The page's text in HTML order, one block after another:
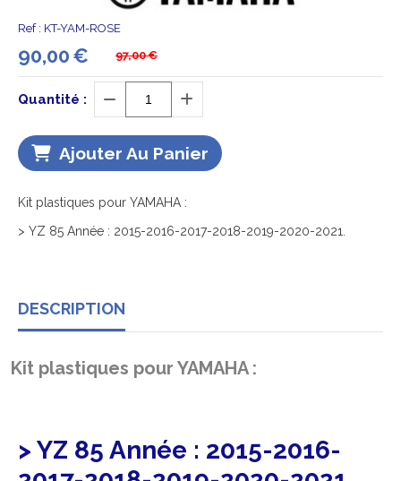
Ref : KT-YAM-ROSE
90,00€ 97,00€
Quantité :
Ajouter Au Panier
Kit plastiques pour YAMAHA :
> YZ 85 Année : 2015-2016-2017-2018-2019-2020-2021.
DESCRIPTION
Kit plastiques pour YAMAHA :
> YZ 85 Année : 2015-2016-